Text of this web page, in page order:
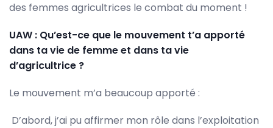
des femmes agricultrices le combat du moment !
UAW : Qu’est-ce que le mouvement t’a apporté
dans ta vie de femme et dans ta vie
d’agricultrice ?
Le mouvement m’a beaucoup apporté :
D’abord, j’ai pu affirmer mon rôle dans l’exploitation